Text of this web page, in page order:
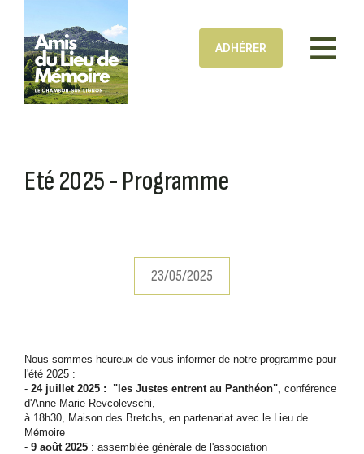
ADHÉRER
Eté 2025 - Programme
23/05/2025
Nous sommes heureux de vous informer de notre programme pour
l'été 2025 :
- 24 juillet 2025 : "les Justes entrent au Panthéon", conférence
d'Anne-Marie Revcolevschi,
à 18h30, Maison des Bretchs, en partenariat avec le Lieu de
Mémoire
- 9 août 2025 : assemblée générale de l'association